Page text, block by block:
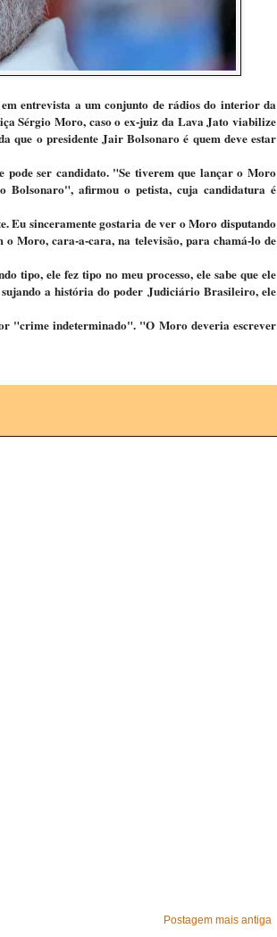
entrevista a um conjunto de rádios do interior da
Sérgio Moro, caso o ex-juiz da Lava Jato viabilize
que o presidente Jair Bolsonaro é quem deve estar
pode ser candidato. "Se tiverem que lançar o Moro
Bolsonaro", afirmou o petista, cuja candidatura é
Eu sinceramente gostaria de ver o Moro disputando
Moro, cara-a-cara, na televisão, para chamá-lo de
tipo, ele fez tipo no meu processo, ele sabe que ele
a história do poder Judiciário Brasileiro, ele
"crime indeterminado". "O Moro deveria escrever
Postagem mais antiga